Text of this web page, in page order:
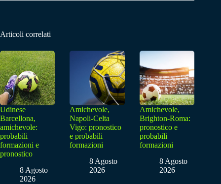
Articoli correlati
Udinese
Barcellona,
amichevole:
probabili
formazioni e
pronostico
8 Agosto
2026
Amichevole,
Napoli-Celta
Vigo: pronostico
e probabili
formazioni
8 Agosto
2026
Amichevole,
Brighton-Roma:
pronostico e
probabili
formazioni
8 Agosto
2026